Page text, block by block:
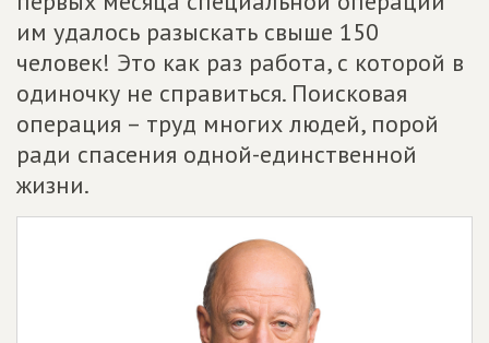
им удалось разыскать свыше 150
человек! Это как раз работа, с которой в
одиночку не справиться. Поисковая
операция – труд многих людей, порой
ради спасения одной-единственной
жизни.